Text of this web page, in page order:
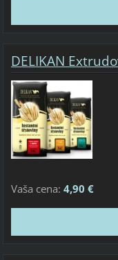
DELIKAN
Vaša cena: 4,90 €